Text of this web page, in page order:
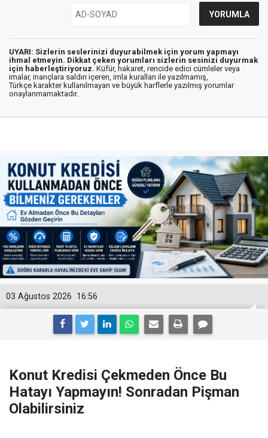
UYARI: Sizlerin seslerinizi duyurabilmek için yorum yapmayı
ihmal etmeyin. Dikkat çeken yorumları sizlerin sesinizi duyurmak
için haberleştiriyoruz. Küfür, hakaret, rencide edici cümleler veya
imalar, inançlara saldırı içeren, imla kuralları ile yazılmamış,
Türkçe karakter kullanılmayan ve büyük harflerle yazılmış yorumlar
onaylanmamaktadır.
16:56
03 Ağustos 2026
Konut Kredisi Çekmeden Önce Bu
Hatayı Yapmayın! Sonradan Pişman
Olabilirsiniz